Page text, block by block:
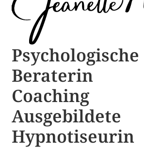
Psychologische ​​
Beraterin
Coaching
Ausgebildete​ ​
Hypnotiseurin